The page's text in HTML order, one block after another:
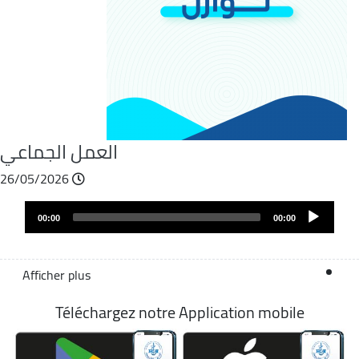
العمل الجماعي
Fichier
audio
00:00
00:00
Afficher plus
Téléchargez notre Application mobile